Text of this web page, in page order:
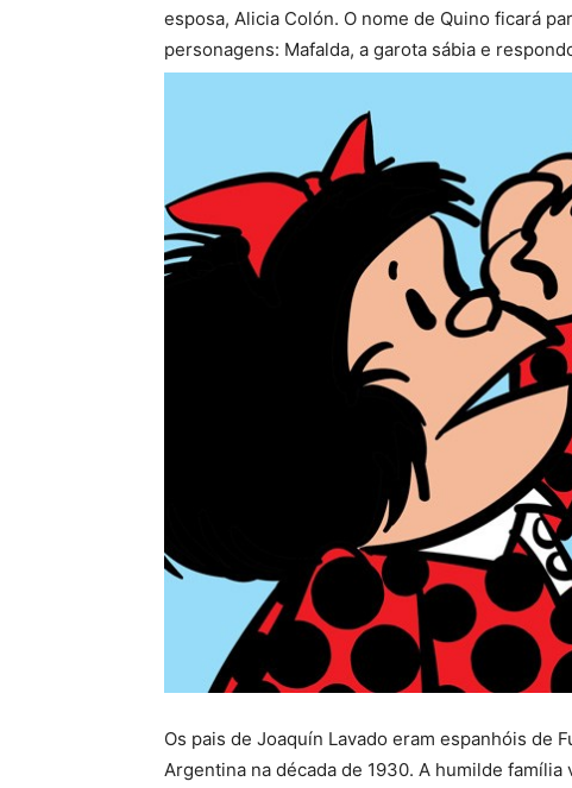
esposa, Alicia Colón. O nome de Quino ficará
personagens: Mafalda, a garota sábia e
Os pais de Joaquín Lavado eram espanhóis de
Argentina na década de 1930. A humilde